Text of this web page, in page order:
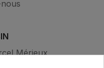
Mérieux